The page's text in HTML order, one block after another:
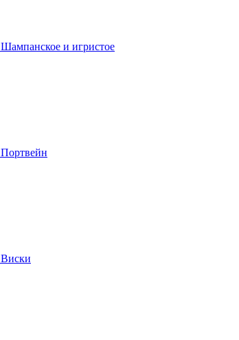
Шампанское и игристое
Портвейн
Виски